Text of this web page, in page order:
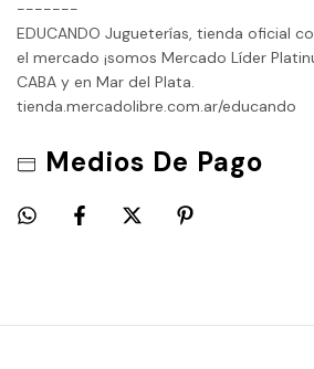
-------
EDUCANDO Jugueterías, tienda oficial
el mercado ¡somos Mercado Líder
CABA y en Mar del Plata.
tienda.mercadolibre.com.ar/educando
Características adicionales:
Personaje: Alexis Mac allister
Regalable:vppfull
Medios De Pago